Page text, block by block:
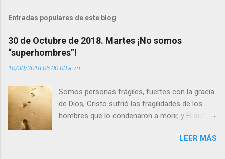
t
r
i
o
s
Entradas populares de este blog
30 de Octubre de 2018. Martes ¡No somos
“superhombres”!
10/30/2018 06:00:00 a. m.
Somos personas frágiles, fuertes con la gracia
de Dios, Cristo sufrió las fragilidades de los
hombres que lo condenaron a morir, y Él sufrió
enseña Jesucristo? Que, si seguimos sus
huellas, sin ser superhombres, podemos
LEER MÁS